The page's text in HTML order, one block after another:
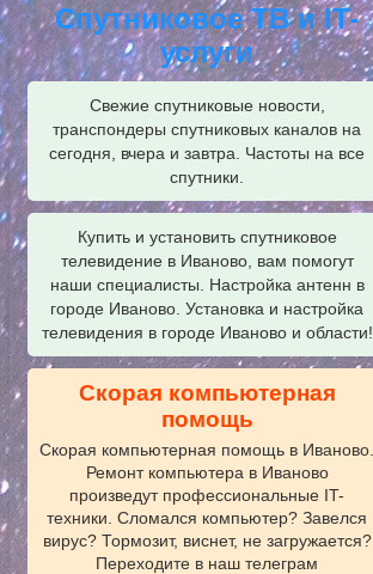
Спутниковое ТВ и IT-
услуги
Свежие спутниковые новости,
транспондеры спутниковых каналов на
сегодня, вчера и завтра. Частоты на все
спутники.
Купить и установить спутниковое
телевидение в Иваново, вам помогут
наши специалисты. Настройка антенн в
городе Иваново. Установка и настройка
телевидения в городе Иваново и области!
Скорая компьютерная
помощь
Скорая компьютерная помощь в Иваново.
Ремонт компьютера в Иваново
произведут профессиональные IT-
техники. Сломался компьютер? Завелся
вирус? Тормозит, виснет, не загружается?
Переходите в наш телеграм